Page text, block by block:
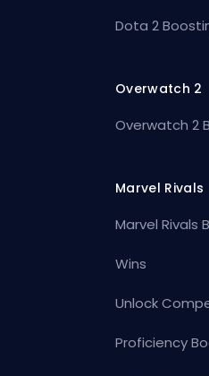
Dota 2
Overwatch 2
Overwatch 2
Marvel Rivals
Marvel Rivals
Wins
Unlock
Proficiency